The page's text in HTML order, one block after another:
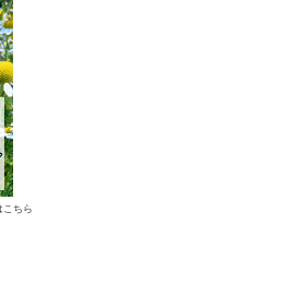
こちら